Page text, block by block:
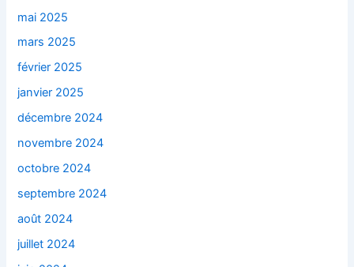
mai 2025
mars 2025
février 2025
janvier 2025
décembre 2024
novembre 2024
octobre 2024
septembre 2024
août 2024
juillet 2024